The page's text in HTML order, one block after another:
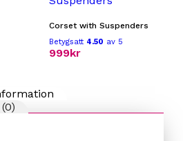
Corset with Suspenders
Betygsatt 4.50 av 5
999kr